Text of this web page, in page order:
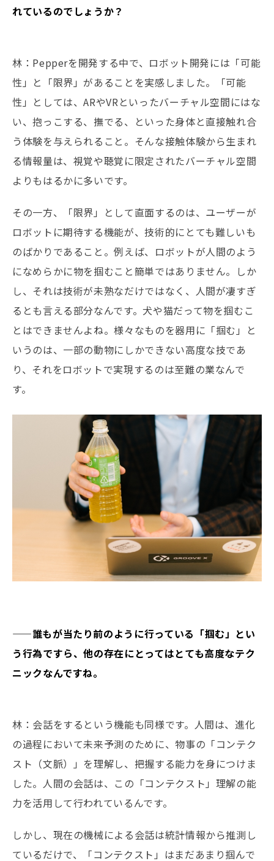
れているのでしょうか？
林：Pepperを開発する中で、ロボット開発には「可能
性」と「限界」があることを実感しました。「可能
性」としては、ARやVRといったバーチャル空間にはな
い、抱っこする、撫でる、といった身体と直接触れ合
う体験を与えられること。そんな接触体験から生まれ
る情報量は、視覚や聴覚に限定されたバーチャル空間
よりもはるかに多いです。
その一方、「限界」として直面するのは、ユーザーが
ロボットに期待する機能が、技術的にとても難しいも
のばかりであること。例えば、ロボットが人間のよう
になめらかに物を掴むこと簡単ではありません。しか
し、それは技術が未熟なだけではなく、人間が凄すぎ
るとも言える部分なんです。犬や猫だって物を掴むこ
とはできませんよね。様々なものを器用に「掴む」と
いうのは、一部の動物にしかできない高度な技であ
り、それをロボットで実現するのは至難の業なんで
す。
——誰もが当たり前のように行っている「掴む」とい
う行為ですら、他の存在にとってはとても高度なテク
ニックなんですね。
林：会話をするという機能も同様です。人間は、進化
の過程において未来予測のために、物事の「コンテク
スト（文脈）」を理解し、把握する能力を身につけま
した。人間の会話は、この「コンテクスト」理解の能
力を活用して行われているんです。
しかし、現在の機械による会話は統計情報から推測し
ているだけで、「コンテクスト」はまだあまり掴んで